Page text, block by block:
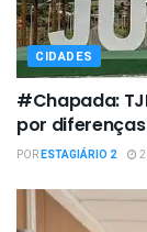
CIDADES
#Chapada:
por
PORESTAGIÁRIO 2